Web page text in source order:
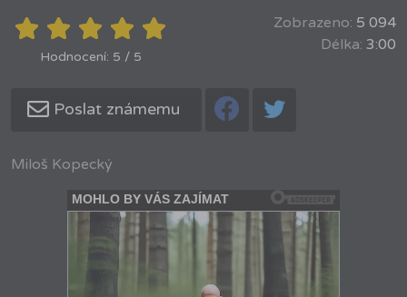
Hodnocení: 5 / 5
Zobrazeno: 5 094
Délka: 3:00
Poslat známemu
Miloš Kopecký